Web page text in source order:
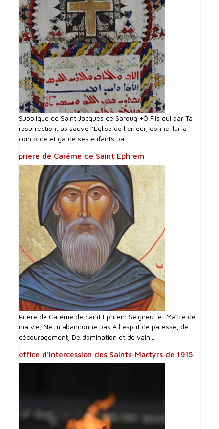
Supplique de Saint Jacques de Saroug +Ô Fils qui par Ta
résurrection, as sauvé l’Église de l’erreur, donne-lui la
concorde et garde ses enfants par...
prière de Carême de Saint Ephrem
Prière de Carême de Saint Ephrem Seigneur et Maître de
ma vie, Ne m’abandonne pas A l’esprit de paresse, de
découragement, De domination et de vain...
office d'intercession des Saints-Martyrs de 1915